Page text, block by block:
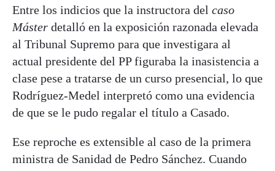
Entre los indicios que la instructora del caso
Máster detalló en la exposición razonada elevada
al Tribunal Supremo para que investigara al
actual presidente del PP figuraba la inasistencia a
clase pese a tratarse de un curso presencial, lo que
Rodríguez-Medel interpretó como una evidencia
de que se le pudo regalar el título a Casado.
Ese reproche es extensible al caso de la primera
ministra de Sanidad de Pedro Sánchez. Cuando